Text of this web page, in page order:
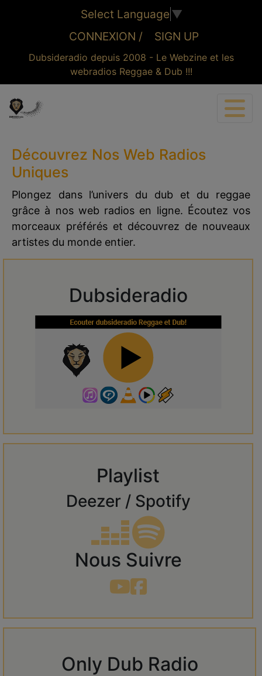
Select Language ▼
Dubsideradio depuis 2008 - Le Webzine et les
webradios Reggae & Dub !!!
CONNEXION / SIGN UP
Découvrez Nos Web Radios
Uniques
Plongez dans l’univers du dub et du reggae
grâce à nos web radios en ligne. Écoutez vos
morceaux préférés et découvrez de nouveaux
artistes du monde entier.
Dubsideradio
Playlist
Deezer / Spotify
Nous Suivre
Only Dub Radio